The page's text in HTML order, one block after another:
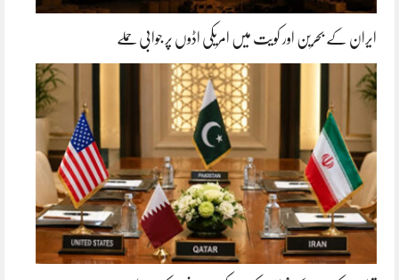
ایران کے بحرین اور کویت میں امریکی اڈوں پر جوابی حملے